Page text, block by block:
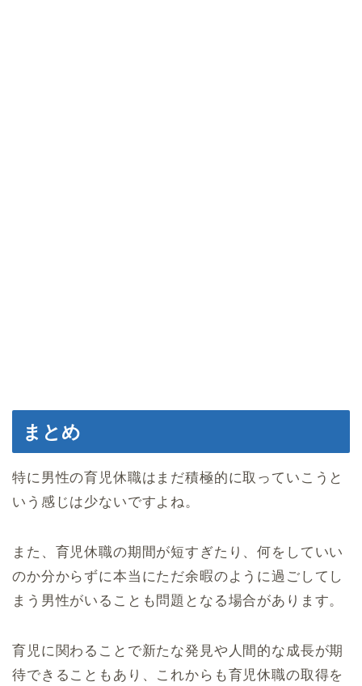
まとめ
特に男性の育児休職はまだ積極的に取っていこうと
いう感じは少ないですよね。
また、育児休職の期間が短すぎたり、何をしていい
のか分からずに本当にただ余暇のように過ごしてし
まう男性がいることも問題となる場合があります。
育児に関わることで新たな発見や人間的な成長が期
待できることもあり、これからも育児休職の取得を